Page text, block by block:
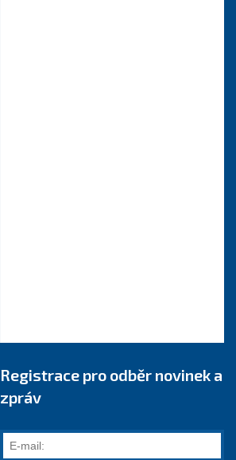
Registrace pro odběr novinek a
zpráv
E-
mail: